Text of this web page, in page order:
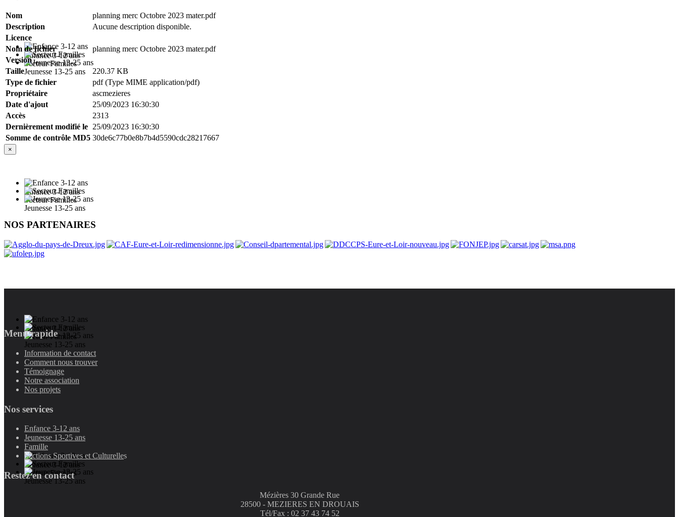
Enfance 3-12 ans
Enfance 3-12 ans
Enfance 3-12 ans
Enfance 3-12 ans
Secteur Familles
Secteur Familles
Secteur Familles
Secteur Familles
Jeunesse 13-25 ans
Jeunesse 13-25 ans
Jeunesse 13-25 ans
Jeunesse 13-25 ans
Nom
planning merc Octobre 2023 mater.pdf
Description
Aucune description disponible.
Licence
Nom de fichier
planning merc Octobre 2023 mater.pdf
Version
Taille
220.37 KB
Type de fichier
pdf (Type MIME application/pdf)
Propriétaire
ascmezieres
Date d'ajout
25/09/2023 16:30:30
Accès
2313
Dernièrement modifié le 25/09/2023 16:30:30
Somme de contrôle MD5 30de6c77b0e8b7b4d5590cdc28217667
×
NOS PARTENAIRES
Menu rapide
Information de contact
Comment nous trouver
Témoignage
Notre association
Nos projets
Nos services
Enfance 3-12 ans
Jeunesse 13-25 ans
Famille
Sections Sportives et Culturelles
Restez en contact
Mézières 30 Grande Rue
28500 - MEZIERES EN DROUAIS
Tél/Fax : 02 37 43 74 52